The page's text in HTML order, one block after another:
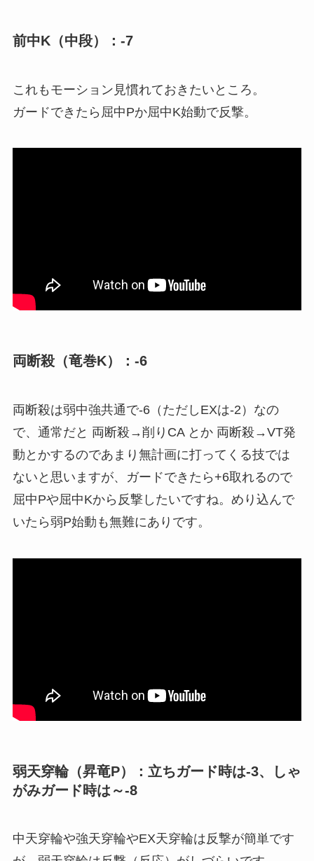
前中K（中段）：-7
これもモーション見慣れておきたいところ。
ガードできたら屈中Pか屈中K始動で反撃。
両断殺（竜巻K）：-6
両断殺は弱中強共通で-6（ただしEXは-2）なの
で、通常だと 両断殺→削りCA とか 両断殺→VT発
動とかするのであまり無計画に打ってくる技では
ないと思いますが、ガードできたら+6取れるので
屈中Pや屈中Kから反撃したいですね。めり込んで
いたら弱P始動も無難にありです。
弱天穿輪（昇竜P）：立ちガード時は-3、しゃ
がみガード時は～-8
中天穿輪や強天穿輪やEX天穿輪は反撃が簡単です